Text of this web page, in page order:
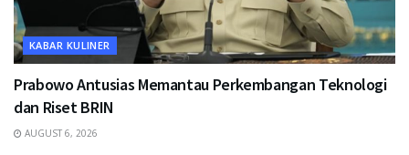
KABAR KULINER
Prabowo Antusias Memantau Perkembangan Teknologi
dan Riset BRIN
AUGUST 6, 2026